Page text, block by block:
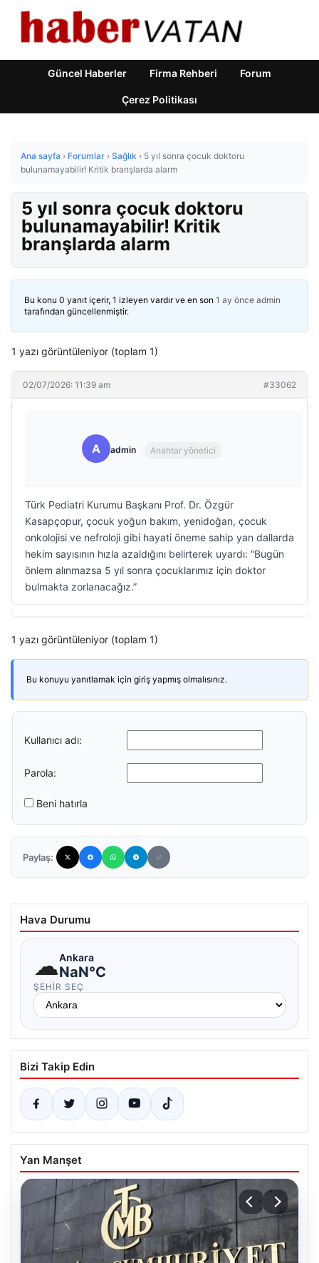
Güncel Haberler Firma Rehberi Forum
Çerez Politikası
Ana sayfa › Forumlar › Sağlık › 5 yıl sonra çocuk doktoru
bulunamayabilir! Kritik branşlarda alarm
5 yıl sonra çocuk doktoru
bulunamayabilir! Kritik
branşlarda alarm
Bu konu 0 yanıt içerir, 1 izleyen vardır ve en son 1 ay önce admin
tarafından güncellenmiştir.
1 yazı görüntüleniyor (toplam 1)
02/07/2026: 11:39 am #33062
A admin Anahtar yönetici
Türk Pediatri Kurumu Başkanı Prof. Dr. Özgür
Kasapçopur, çocuk yoğun bakım, yenidoğan, çocuk
onkolojisi ve nefroloji gibi hayati öneme sahip yan dallarda
hekim sayısının hızla azaldığını belirterek uyardı: “Bugün
önlem alınmazsa 5 yıl sonra çocuklarımız için doktor
bulmakta zorlanacağız.”
1 yazı görüntüleniyor (toplam 1)
Bu konuyu yanıtlamak için giriş yapmış olmalısınız.
Kullanıcı adı:
Parola:
Beni hatırla
Paylaş:
Hava Durumu
☁Ankara
NaN°C
ŞEHIR SEÇ
Bizi Takip Edin
Yan Manşet